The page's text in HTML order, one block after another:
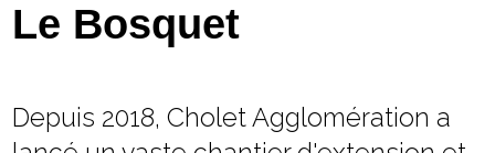
Services
Le Bosquet
Depuis 2018, Cholet Agglomération a